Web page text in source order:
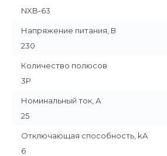
NXB-63
Напряжение питания, В
230
Количество полюсов
3P
Номинальный ток, А
25
Отключающая способность, kA
6